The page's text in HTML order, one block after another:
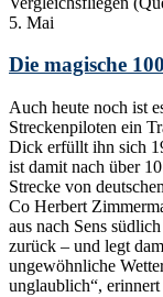
5. Mai
Die magische
Auch heute noch ist
Streckenpiloten ein
Dick erfüllt ihn sich
ist damit nach über
Strecke von
Co Herbert
aus nach Sens
zurück – und legt
ungewöhnliche
unglaublich“,